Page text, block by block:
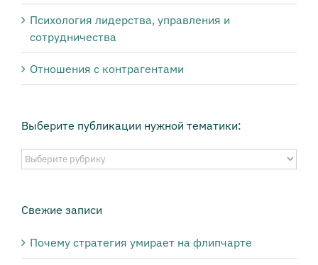
Психология лидерства, управления и
сотрудничества
Отношения с контрагентами
Выберите публикации нужной тематики:
Выберите
публикации
тематики:
Свежие записи
Почему стратегия умирает на флипчарте